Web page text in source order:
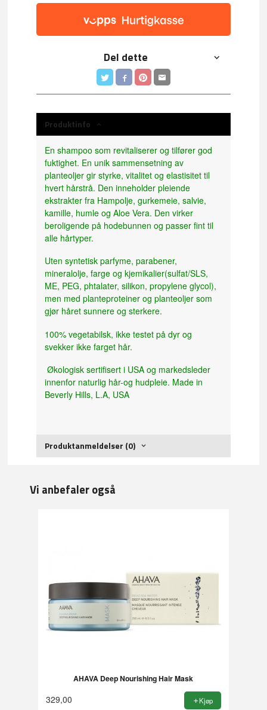
Del dette
Produktinfo
En shampoo som revitaliserer og tilfører god
fuktighet. En unik sammensetning av
planteoljer gir styrke, vitalitet og elastisitet til
hvert hårstrå. Den inneholder pleiende
ekstrakter fra Hampolje, gurkemeie, salvie,
kamille, humle og Aloe Vera. Den virker
beroligende på hodebunnen og passer fint til
alle hårtyper.
Uten syntetisk parfyme, parabener,
mineralolje, farge og kjemikalier(sulfat/SLS,
ME, PEG, phtalater, silikon, propylene glycol),
men med planteproteiner og planteoljer som
gjør håret sunnere og sterkere.
100% vegetabilsk, ikke testet på dyr og
svekker ikke farget hår.
Økologisk sertifisert i USA og markedsleder
innenfor naturlig hår-og hudpleie. Made in
Beverly Hills, L.A, USA
Produktanmeldelser (0)
Vi anbefaler også
AHAVA Deep Nourishing Hair Mask
329,00 Kjøp